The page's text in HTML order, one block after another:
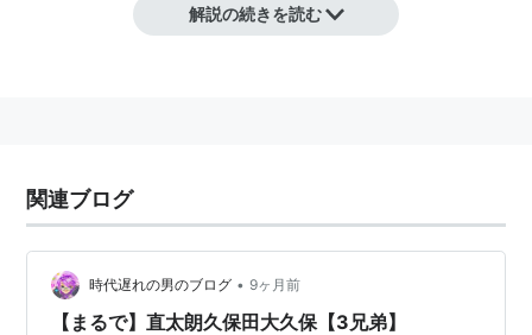
リスト::曲タイトル
時間 4分13秒
作詞・作曲 佐藤雅彦、内野真澄、堀江由朗
プロデュース 佐藤雅彦
解説の続きを読む
関連ブログ
時代遅れの男のブログ • 9ヶ月前
【まるで】直太朗久保田大久保【3兄弟】